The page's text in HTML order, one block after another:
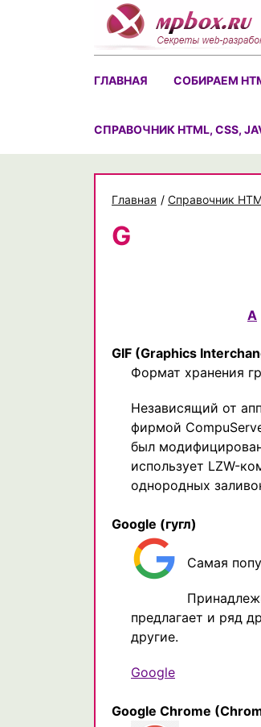
ГЛАВНАЯ СОБИРАЕМ
CПРАВОЧНИК HTML, CSS,
Главная / Cправочник
G
А
GIF (Graphics
Формат хранения
Независящий от
фирмой
был
использует LZW-
однородных
Google (гугл)
Самая
предлагает и ряд
другие.
Google
Google Chrome